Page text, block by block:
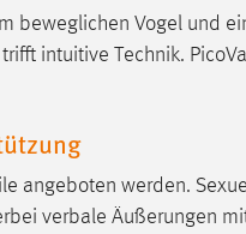
beweglichen Vogel und
intuitive Technik.
angeboten werden.
verbale Äußerungen
Cookie gespeichert, ob man
ist.